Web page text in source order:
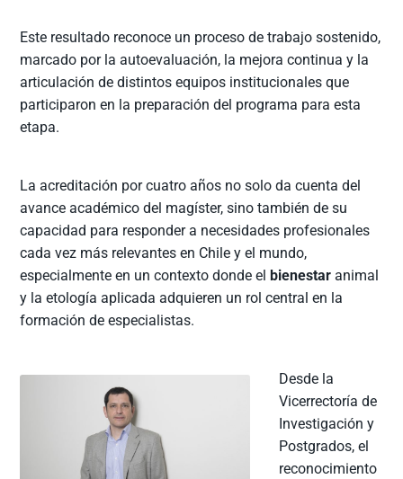
Este resultado reconoce un proceso de trabajo sostenido,
marcado por la autoevaluación, la mejora continua y la
articulación de distintos equipos institucionales que
participaron en la preparación del programa para esta
etapa.
La acreditación por cuatro años no solo da cuenta del
avance académico del magíster, sino también de su
capacidad para responder a necesidades profesionales
cada vez más relevantes en Chile y el mundo,
especialmente en un contexto donde el bienestar animal
y la etología aplicada adquieren un rol central en la
formación de especialistas.
Desde la
Vicerrectoría de
Investigación y
Postgrados, el
reconocimiento